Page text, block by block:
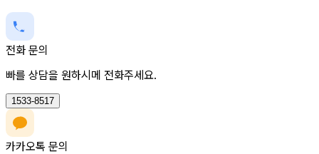
전화 문의
빠를 상담을 원하시메 전화주세요.
1533-8517
카카오톡 문의